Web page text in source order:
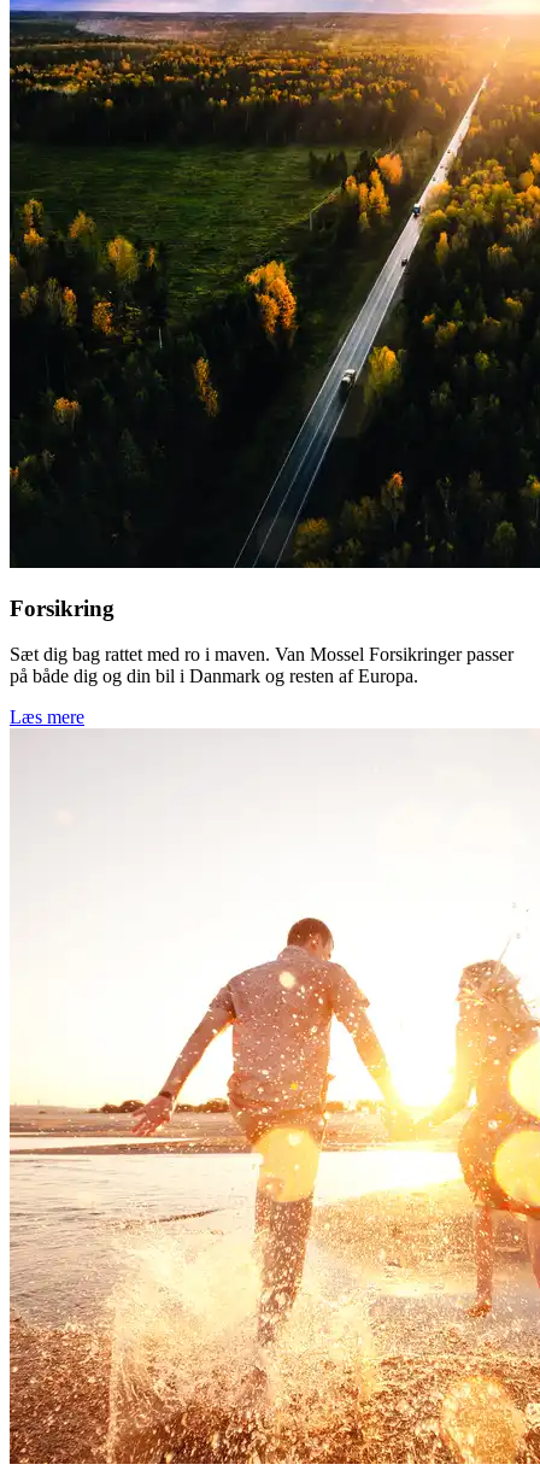
Forsikring
Sæt dig bag rattet med ro i maven. Van Mossel Forsikringer passer
på både dig og din bil i Danmark og resten af Europa.
Læs mere